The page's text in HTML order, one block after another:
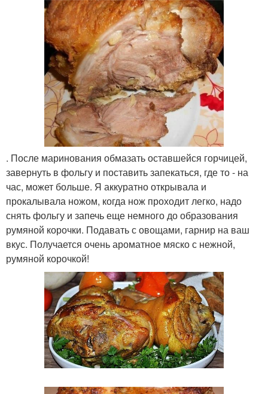
. После маринования обмазать оставшейся горчицей,
завернуть в фольгу и поставить запекаться, где то - на
час, может больше. Я аккуратно открывала и
прокалывала ножом, когда нож проходит легко, надо
снять фольгу и запечь еще немного до образования
румяной корочки. Подавать с овощами, гарнир на ваш
вкус. Получается очень ароматное мяско с нежной,
румяной корочкой!